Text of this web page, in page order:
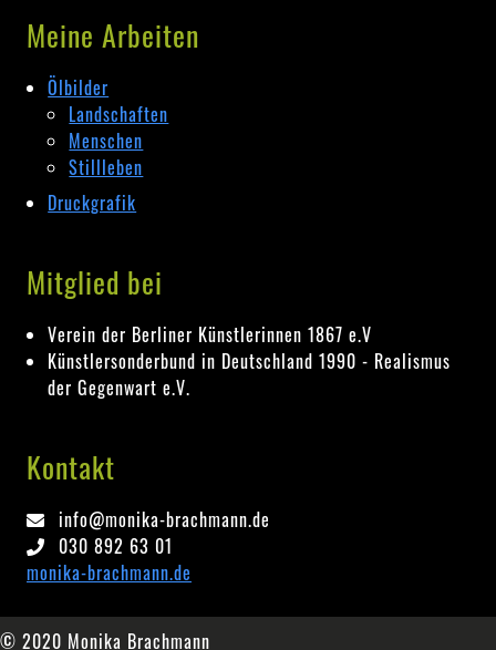
Meine Arbeiten
Ölbilder
Landschaften
Menschen
Stillleben
Druckgrafik
Mitglied bei
Verein der Berliner Künstlerinnen 1867 e.V
Künstlersonderbund in Deutschland 1990 - Realismus
der Gegenwart e.V.
Kontakt
info@monika-brachmann.de
030 892 63 01
monika-brachmann.de
© 2020 Monika Brachmann